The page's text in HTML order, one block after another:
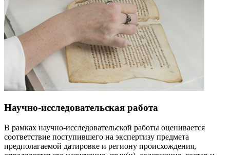
Научно-исследовательская работа
В рамках научно-исследовательской работы оценивается
соответствие поступившего на экспертизу предмета
предполагаемой датировке и региону происхождения,